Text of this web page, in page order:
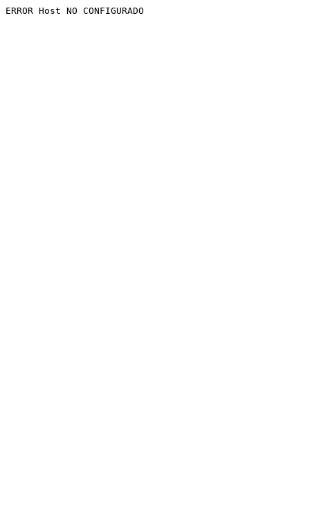
ERROR Host NO CONFIGURADO